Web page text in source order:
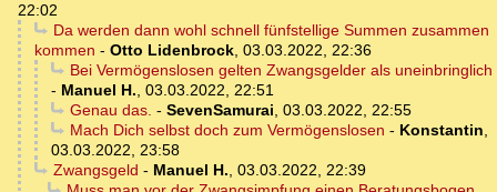
22:02
Da werden dann wohl schnell fünfstellige Summen zusammen
kommen - Otto Lidenbrock, 03.03.2022, 22:36
Bei Vermögenslosen gelten Zwangsgelder als uneinbringlich
- Manuel H., 03.03.2022, 22:51
Genau das. - SevenSamurai, 03.03.2022, 22:55
Mach Dich selbst doch zum Vermögenslosen - Konstantin,
03.03.2022, 23:58
Zwangsgeld - Manuel H., 03.03.2022, 22:39